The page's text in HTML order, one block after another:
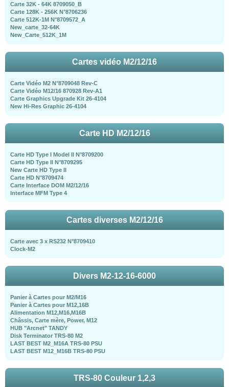
Carte 32K - 64K 8709050_B
Carte 128K - 256K N°8706236
Carte 512K-1M N°8709572_A
New_carte_32-64K
New_Carte_512K_1M
Cartes vidéo M2/12/16
Carte Vidéo M2 N°8709048 Rev-C
Carte Vidéo M12/16 870928 Rev-A1
Carte Graphics Upgrade Kit 26-4104
New Hi-Res Graphic 26-4104
Carte HD M2/12/16
Carte HD Type I Model II N°8709200
Carte HD Type II N°8709295
New Carte HD Type II
Carte HD N°8709474
Carte Interface DOM M2/12/16
Interface MFM Type 4
Cartes diverses M2/12/16
Carte avec 3 x RS232 N°8709410
Clock-M2
Divers M2-12-16-6000
Panier à Cartes pour M2/M16
Panier à Cartes pour M12,16B
Alimentation M12,M16,M16B
Châssis, Carte mère, Power, M12
HUB "Arcnet" TANDY
Disk Terminator TRS-80 M2
LAST BEST M2_M16A TRS-80 PSU
LAST BEST M12_M16B TRS-80 PSU
TRS-80 Couleur 1,2,3